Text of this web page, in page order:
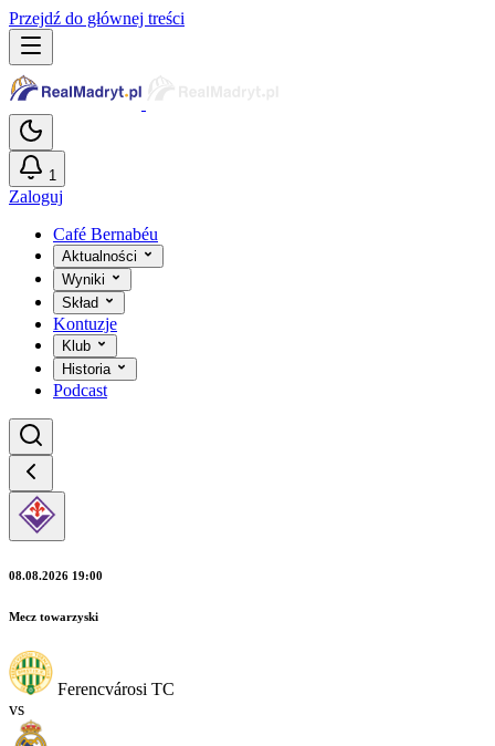
Przejdź do głównej treści
1
Zaloguj
Café Bernabéu
Aktualności
Wyniki
Skład
Kontuzje
Klub
Historia
Podcast
08.08.2026 19:00
Mecz towarzyski
Ferencvárosi TC
vs